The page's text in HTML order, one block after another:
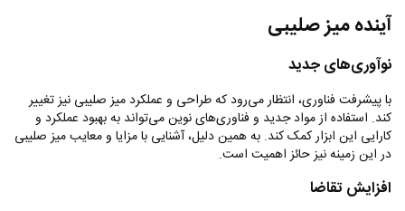
آینده میز صلیبی
نوآوری‌های جدید
با پیشرفت فناوری، انتظار می‌رود که طراحی و عملکرد میز صلیبی نیز تغییر
کند. استفاده از مواد جدید و فناوری‌های نوین می‌تواند به بهبود عملکرد و
کارایی این ابزار کمک کند. به همین دلیل، آشنایی با مزایا و معایب میز صلیبی
در این زمینه نیز حائز اهمیت است.
افزایش تقاضا